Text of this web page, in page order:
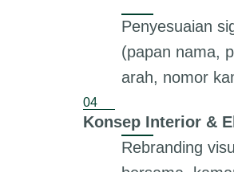
Penyesuaian
(papan nama,
arah, nomor
Konsep Interior &
Rebranding